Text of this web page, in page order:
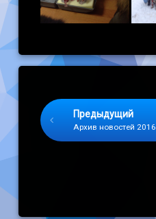
Предыдущий
Архив новостей 2016